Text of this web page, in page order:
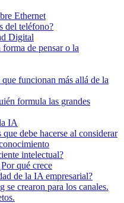
Ethernet
del teléfono?
Digital
de pensar o la
funcionan más allá de la
formula las grandes
IA
debe hacerse al considerar
intelectual?
qué crece
de la IA empresarial?
se crearon para los canales.